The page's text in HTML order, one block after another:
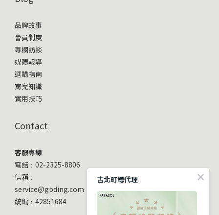
品牌故事
會員制度
專欄訪談
媒體報導
選購指南
育兒知識
實用技巧
Contact
客服專線
電話﹕02-2325-8806
信箱﹕
service@gbding.com
統編﹕42851684
古北町總代理